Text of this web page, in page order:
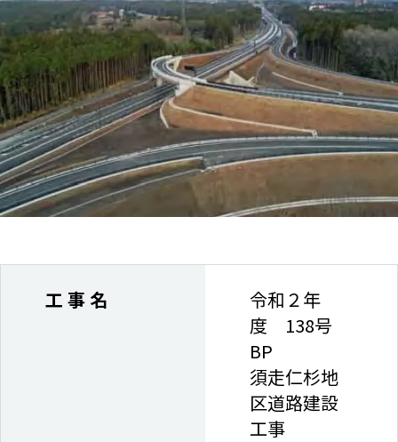
工 事 名
令和２年
度 138号
BP
須走仁杉地
区道路建設
工事